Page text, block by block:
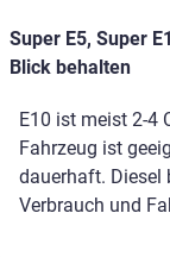
Super E5, Super
Blick behalten
E10 ist meist 2-4
Fahrzeug ist
dauerhaft. Diesel
Verbrauch und